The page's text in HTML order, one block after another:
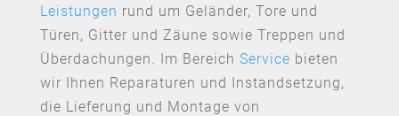
Leistungen rund um Geländer, Tore und
Türen, Gitter und Zäune sowie Treppen und
Überdachungen. Im Bereich Service bieten
wir Ihnen Reparaturen und Instandsetzung,
die Lieferung und Montage von